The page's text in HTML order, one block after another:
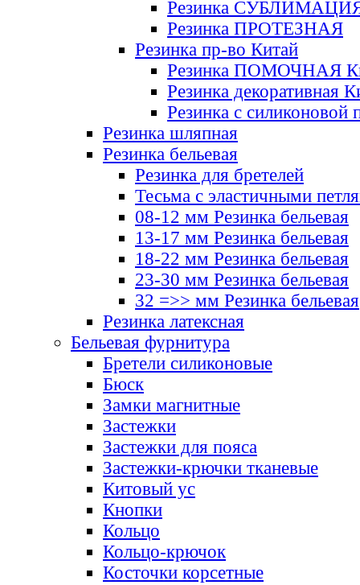
Резинка
Резинка ПРОТЕЗНАЯ
Резинка пр-во Китай
Резинка ПОМОЧНАЯ
Резинка декоративная
Резинка с силиконовой
Резинка шляпная
Резинка бельевая
Резинка для бретелей
Тесьма с эластичными
08-12 мм Резинка бельевая
13-17 мм Резинка бельевая
18-22 мм Резинка бельевая
23-30 мм Резинка бельевая
32 =>> мм Резинка бельевая
Резинка латексная
Бельевая фурнитура
Бретели силиконовые
Бюск
Замки магнитные
Застежки
Застежки для пояса
Застежки-крючки тканевые
Китовый ус
Кнопки
Кольцо
Кольцо-крючок
Косточки корсетные